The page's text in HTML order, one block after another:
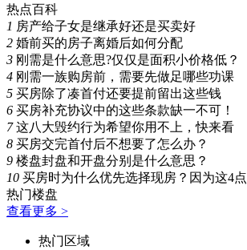
热点百科
1 房产给子女是继承好还是买卖好
2 婚前买的房子离婚后如何分配
3 刚需是什么意思?仅仅是面积小价格低？
4 刚需一族购房前，需要先做足哪些功课
5 买房除了凑首付还要提前留出这些钱
6 买房补充协议中的这些条款缺一不可！
7 这八大毁约行为希望你用不上，快来看
8 买房交完首付后不想要了怎么办？
9 楼盘封盘和开盘分别是什么意思？
10 买房时为什么优先选择现房？因为这4点
热门楼盘
查看更多 >
热门区域